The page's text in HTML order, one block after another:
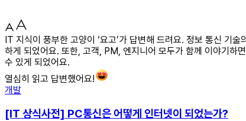
IT 지식이 풍부한 고양이 ‘요고’가 답변해 드려요. 정보 통신 기
하게 되었어요. 또한, 고객, PM, 엔지니어 모두가 함께 이야기하
수 있게 되었어요.
열심히 읽고 답변했어요!
개발
[IT 상식사전] PC통신은 어떻게 인터넷이 되었는가?